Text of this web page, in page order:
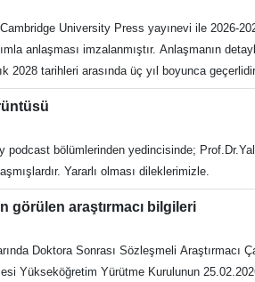
Yazarlar için klavuz : https://
f: https://www.facebook.com/
2841
University Press yayınevi ile 2026-
anlaşması imzalanmıştır. Anlaşmanın
2028 tarihleri arasında üç yıl boyunca
edecektir. • Açık Erişim: İlgili anlaşma
Kabul Kriterleri Sorumlu yazarların,
Yazar: Sorumlu yazarın (Corresponding
posta adreslerini kullanmaları tavsiye edilir.
üyesi olan tüm kurumları içermektedir.
kapsamaktadır. Geriye Dönük Açık Erişim
podcast bölümlerinden yedincisinde;
Yararlı olması dileklerimizle.
görülen araştırmacı bilgileri
Doktora Sonrası Sözleşmeli Araştırmacı
Yükseköğretim Yürütme Kurulunun